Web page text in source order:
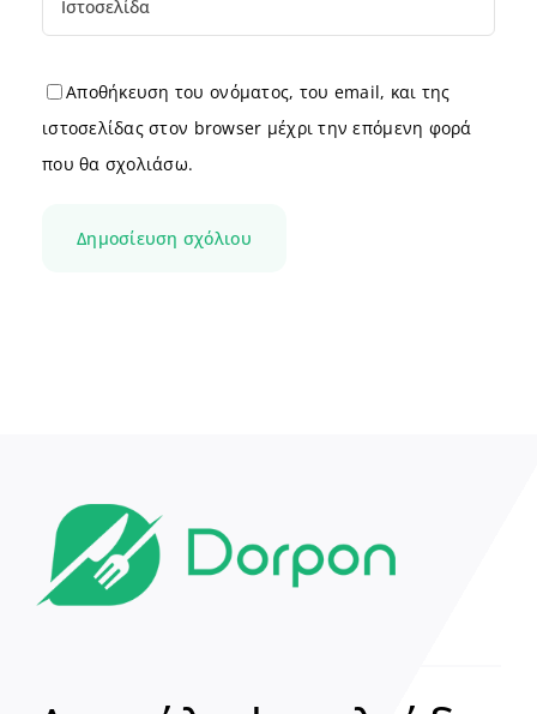
Αποθήκευση του ονόματος, του email, και της
ιστοσελίδας στον browser μέχρι την επόμενη φορά
που θα σχολιάσω.